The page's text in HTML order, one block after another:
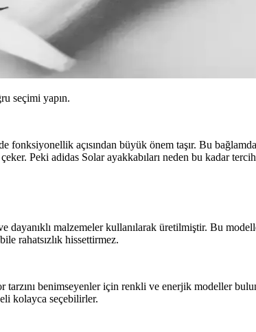
seçimi yapın.
fonksiyonellik açısından büyük önem taşır. Bu
Peki adidas Solar ayakkabıları neden bu kadar
malzemeler kullanılarak üretilmiştir. Bu
rahatsızlık hissettirmez.
tarzını benimseyenler için renkli ve enerjik modeller
kolayca seçebilirler.